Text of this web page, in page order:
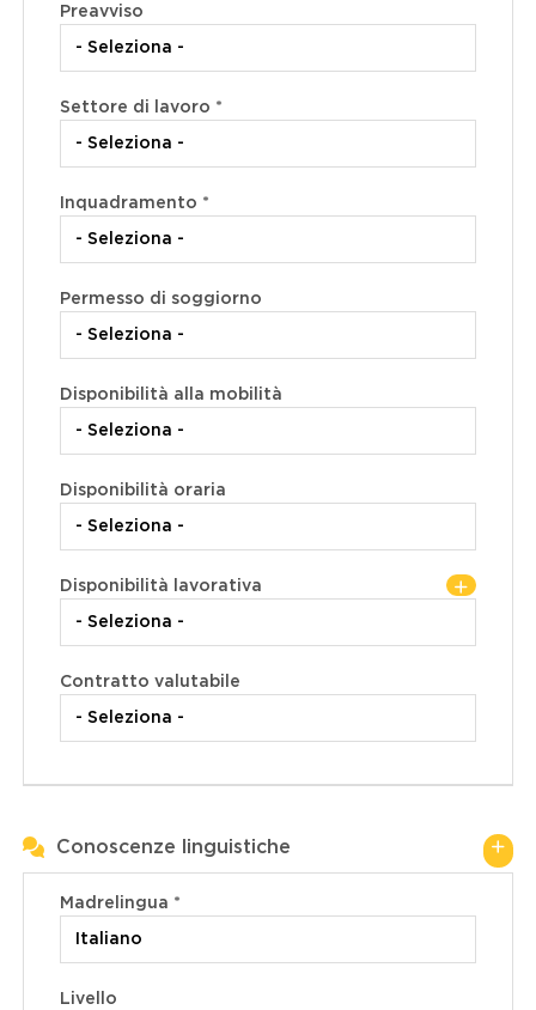
Preavviso
Settore di lavoro *
Inquadramento *
Permesso di soggiorno
Disponibilità alla mobilità
Disponibilità oraria
Disponibilità lavorativa
Contratto valutabile
Conoscenze linguistiche
Madrelingua *
Livello